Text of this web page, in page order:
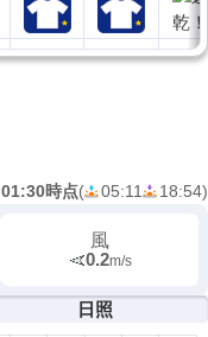
01:30時点( 05:11 18:54)
風
0.2m/s
日照